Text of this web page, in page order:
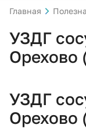
Главная
УЗДГ
Орехово
УЗДГ
Орехово